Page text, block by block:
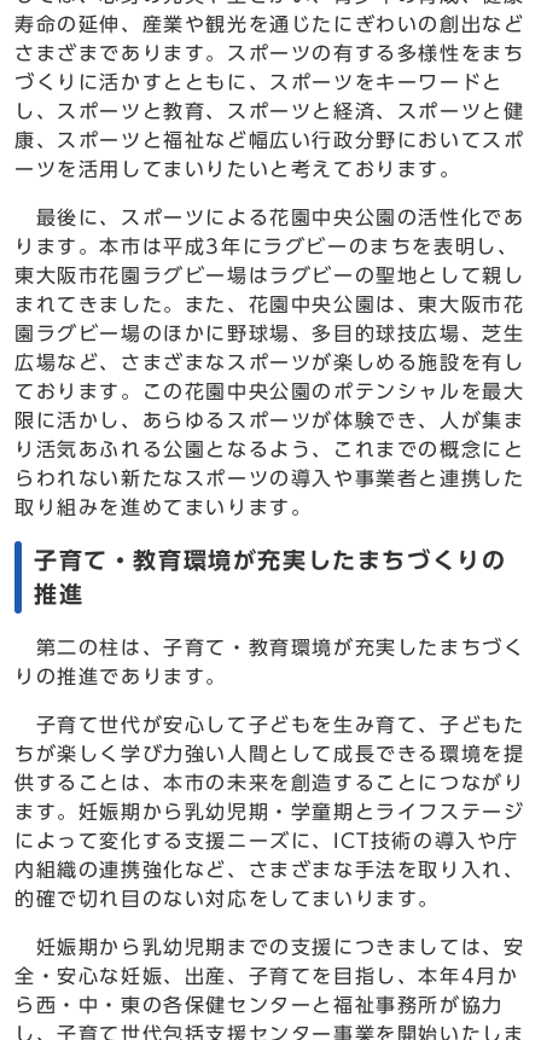
寿命の延伸、産業や観光を通じたにぎわいの創出など
さまざまであります。スポーツの有する多様性をまち
づくりに活かすとともに、スポーツをキーワードと
し、スポーツと教育、スポーツと経済、スポーツと健
康、スポーツと福祉など幅広い行政分野においてスポ
ーツを活用してまいりたいと考えております。
最後に、スポーツによる花園中央公園の活性化であ
ります。本市は平成3年にラグビーのまちを表明し、
東大阪市花園ラグビー場はラグビーの聖地として親し
まれてきました。また、花園中央公園は、東大阪市花
園ラグビー場のほかに野球場、多目的球技広場、芝生
広場など、さまざまなスポーツが楽しめる施設を有し
ております。この花園中央公園のポテンシャルを最大
限に活かし、あらゆるスポーツが体験でき、人が集ま
り活気あふれる公園となるよう、これまでの概念にと
らわれない新たなスポーツの導入や事業者と連携した
取り組みを進めてまいります。
子育て・教育環境が充実したまちづくりの
推進
第二の柱は、子育て・教育環境が充実したまちづく
りの推進であります。
子育て世代が安心して子どもを生み育て、子どもた
ちが楽しく学び力強い人間として成長できる環境を提
供することは、本市の未来を創造することにつながり
ます。妊娠期から乳幼児期・学童期とライフステージ
によって変化する支援ニーズに、ICT技術の導入や庁
内組織の連携強化など、さまざまな手法を取り入れ、
的確で切れ目のない対応をしてまいります。
妊娠期から乳幼児期までの支援につきましては、安
全・安心な妊娠、出産、子育てを目指し、本年4月か
ら西・中・東の各保健センターと福祉事務所が協力
し、子育て世代包括支援センター事業を開始いたしま